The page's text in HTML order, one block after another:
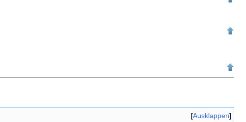
Ausklappen